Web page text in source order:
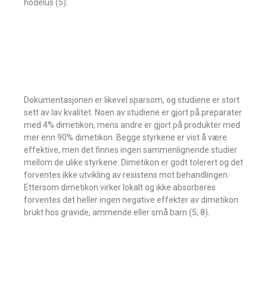
hodelus (5).
Dokumentasjonen er likevel sparsom, og studiene er stort
sett av lav kvalitet. Noen av studiene er gjort på preparater
med 4% dimetikon, mens andre er gjort på produkter med
mer enn 90% dimetikon. Begge styrkene er vist å være
effektive, men det finnes ingen sammenlignende studier
mellom de ulike styrkene. Dimetikon er godt tolerert og det
forventes ikke utvikling av resistens mot behandlingen.
Ettersom dimetikon virker lokalt og ikke absorberes
forventes det heller ingen negative effekter av dimetikon
brukt hos gravide, ammende eller små barn (5, 8).